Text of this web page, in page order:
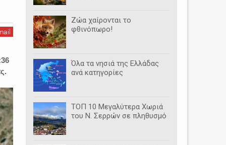
Ζώα χαίρονται το
φθινόπωρο!
Όλα τα νησιά της Ελλάδας
ανά κατηγορίες
ΤΟΠ 10 Μεγαλύτερα Χωριά
του Ν. Σερρών σε πληθυσμό